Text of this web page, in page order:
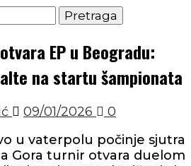
EP u Beogradu:
na startu šampionata
09/01/2026
0
u vaterpolu počinje sjutra
Gora turnir otvara duelom